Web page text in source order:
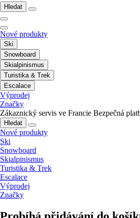
Hledat
Nové produkty
Ski
Snowboard
Skialpinismus
Turistika & Trek
Escalace
Výprodej
Značky
Zákaznický servis ve Francie Bezpečná
Hledat
Nové produkty
Ski
Snowboard
Skialpinismus
Turistika & Trek
Escalace
Výprodej
Značky